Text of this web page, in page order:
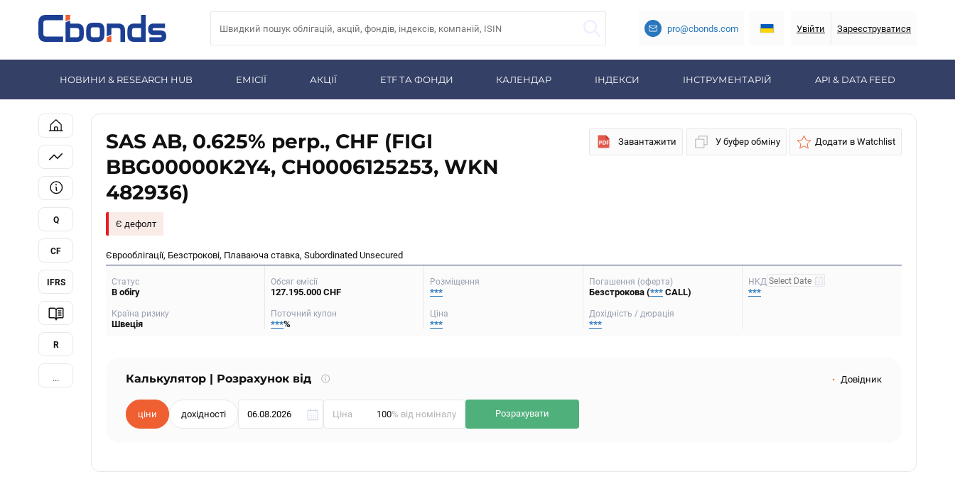
pro@cbonds.com Увійти Зареєструватися
НОВИНИ & RESEARCH HUB ЕМІСІЇ АКЦІЇ ETF ТА ФОНДИ КАЛЕНДАР ІНДЕКСИ ІНСТРУМЕНТАРІЙ API & DATA FEED
Q
CF
IFRS
R
...
SAS AB, 0.625% perp., CHF (FIGI
BBG00000K2Y4, CH0006125253, WKN
482936)
Завантажити У буфер обміну Додати в Watchlist
Є дефолт
Єврооблігації, Безстрокові, Плаваюча ставка, Subordinated Unsecured
Статус
В обігу
Обсяг емісії
127.195.000 CHF
Розміщення
***
Погашення (оферта)
Безстрокова (*** CALL)
НКД
***
Країна ризику
Швеція
Поточний купон
***%
Ціна
***
Дохідність / дюрація
***
Калькулятор | Розрахунок від
Що
Довідник
ціни дохідності Ціна % від номіналу Розрахувати